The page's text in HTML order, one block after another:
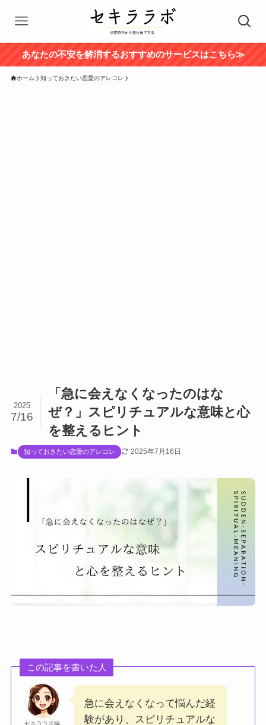
あなたの不安を解消するおすすめのサービスはこちら≫
ホーム 知っておきたい恋愛のアレコレ
「急に会えなくなったのはな
ぜ？」スピリチュアルな意味と心
を整えるヒント
2025
7/16
知っておきたい恋愛のアレコレ 2025年7月16日
この記事を書いた人
セキララボ編
急に会えなくなって悩んだ経
験があり、スピリチュアルな